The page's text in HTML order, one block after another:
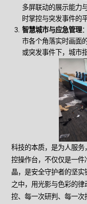
多屏联动的展示能力
时掌控与突发事件的
智慧城市与应急管理
市各个角落实时画面
或突发事件下，城市
科技的本质，是为人服
控操作台，不仅仅是一
晶，是安全守护者的坚
之中，用光影与色彩的
控、每一次研判、每一